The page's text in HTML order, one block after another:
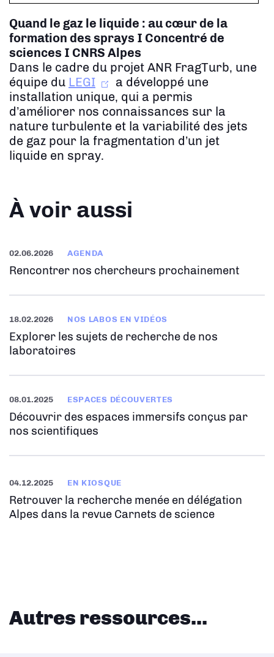
Quand le gaz le liquide : au cœur de la
formation des sprays I Concentré de
sciences I CNRS Alpes
Dans le cadre du projet ANR FragTurb, une
équipe du LEGI
a développé une
installation unique, qui a permis
d’améliorer nos connaissances sur la
nature turbulente et la variabilité des jets
de gaz pour la fragmentation d’un jet
liquide en spray.
À voir aussi
02.06.2026 AGENDA
Rencontrer nos chercheurs prochainement
18.02.2026 NOS LABOS EN VIDÉOS
Explorer les sujets de recherche de nos
laboratoires
08.01.2025 ESPACES DÉCOUVERTES
Découvrir des espaces immersifs conçus par
nos scientifiques
04.12.2025 EN KIOSQUE
Retrouver la recherche menée en délégation
Alpes dans la revue Carnets de science
Autres ressources...